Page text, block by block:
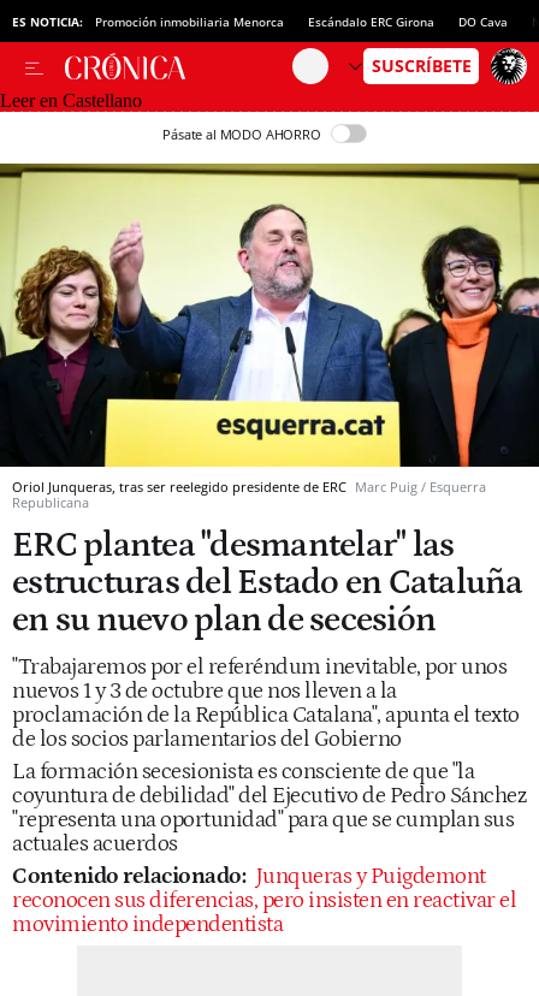
ES NOTICIA: Promoción inmobiliaria Menorca Escándalo ERC Girona DO Cava
Leer en Castellano
Pásate al MODO AHORRO
Oriol Junqueras, tras ser reelegido presidente de ERC Marc Puig / Esquerra
Republicana
ERC plantea "desmantelar" las
estructuras del Estado en Cataluña
en su nuevo plan de secesión
"Trabajaremos por el referéndum inevitable, por unos
nuevos 1 y 3 de octubre que nos lleven a la
proclamación de la República Catalana", apunta el texto
de los socios parlamentarios del Gobierno
La formación secesionista es consciente de que "la
coyuntura de debilidad" del Ejecutivo de Pedro Sánchez
"representa una oportunidad" para que se cumplan sus
actuales acuerdos
Contenido relacionado: Junqueras y Puigdemont
reconocen sus diferencias, pero insisten en reactivar el
movimiento independentista